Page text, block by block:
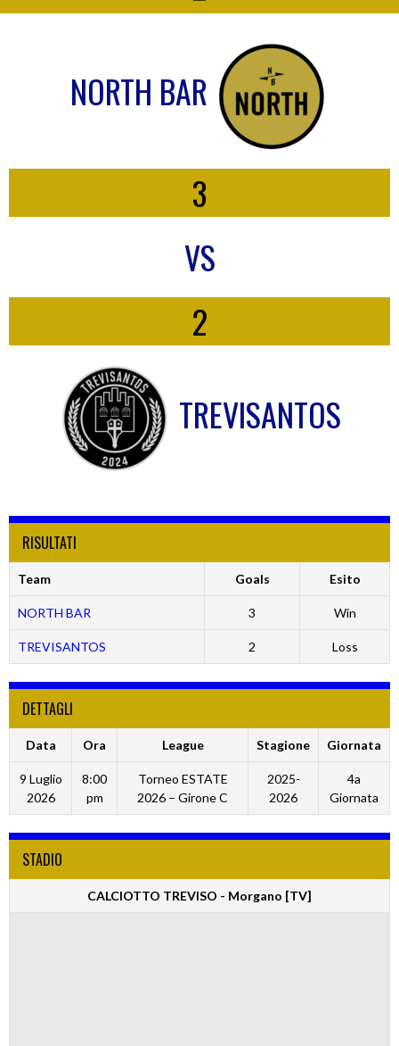
NORTH BAR
3
VS
2
TREVISANTOS
RISULTATI
Team Goals Esito
NORTH BAR 3 Win
TREVISANTOS 2 Loss
DETTAGLI
Data Ora League Stagione Giornata
9 Luglio
2026
8:00
pm
Torneo ESTATE
2026 – Girone C
2025-
2026
4a
Giornata
STADIO
CALCIOTTO TREVISO - Morgano [TV]